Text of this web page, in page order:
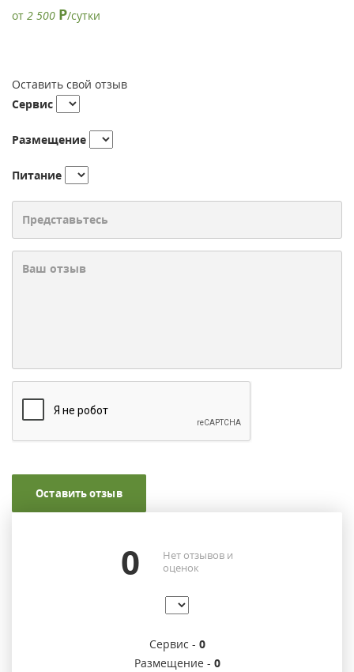
от 2 500 Р/сутки
Оставить свой отзыв
Сервис
Размещение
Питание
Оставить отзыв
0
Нет отзывов и
оценок
Сервис - 0
Размещение - 0